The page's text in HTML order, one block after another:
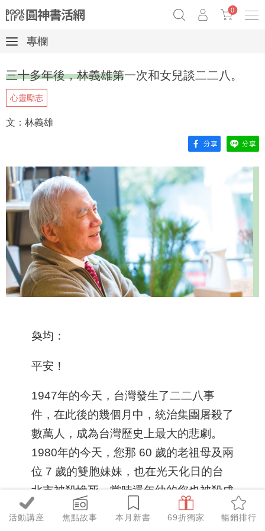
Netflix話題章魚小說！
0
活動講座 焦點故事 本月新書 69折獨家 暢銷排行
專欄
三十多年後，林義雄第一次和女兒談二二八。
心靈勵志
文：林義雄
奐均：
平安！
1947年的今天，台灣發生了二二八事
件，在此後的幾個月中，統治集團屠殺了
數萬人，成為台灣歷史上最大的悲劇。
1980年的今天，您那 60 歲的老祖母及兩
位 7 歲的雙胞妹妹，也在光天化日的台
北市被殺慘死。當時還年幼的您也被殺成
重傷，瀕臨死亡邊緣。